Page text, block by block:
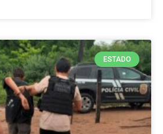
ESTADO